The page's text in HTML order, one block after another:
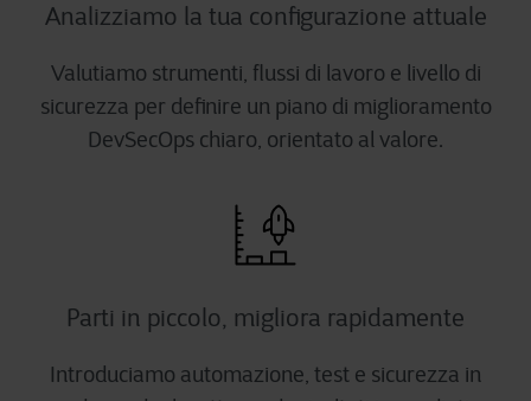
Analizziamo la tua configurazione attuale
Valutiamo strumenti, flussi di lavoro e livello di
sicurezza per definire un piano di miglioramento
DevSecOps chiaro, orientato al valore.
Parti in piccolo, migliora rapidamente
Introduciamo automazione, test e sicurezza in